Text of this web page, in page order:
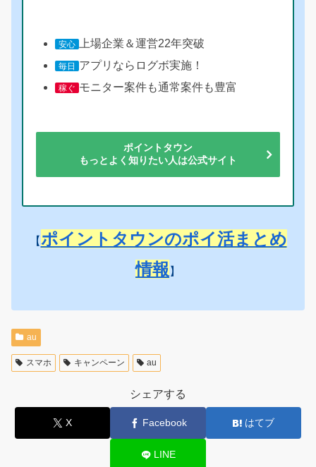
安心 上場企業＆運営22年突破
毎日 アプリならログボ実施！
稼ぐ モニター案件も通常案件も豊富
ポイントタウン
もっとよく知りたい人は公式サイト
【ポイントタウンのポイ活まとめ
情報 】
au
スマホ キャンペーン au
シェアする
X Facebook はてブ
LINE